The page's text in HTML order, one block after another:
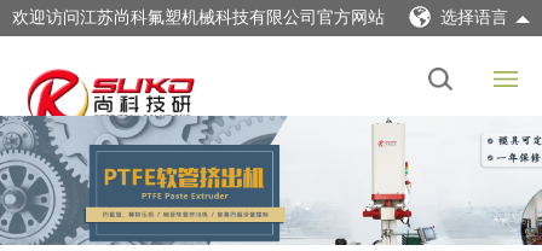
欢迎访问江苏尚科氟塑机械科技有限公司官方网站 选择语言